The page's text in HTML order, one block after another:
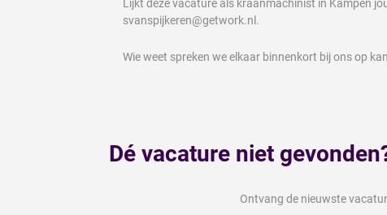
Lijkt deze vacature als kraanmachinist in Kampen
svanspijkeren@getwork.nl.
Wie weet spreken we elkaar binnenkort bij ons op
Dé vacature niet
Ontvang de nieuwste